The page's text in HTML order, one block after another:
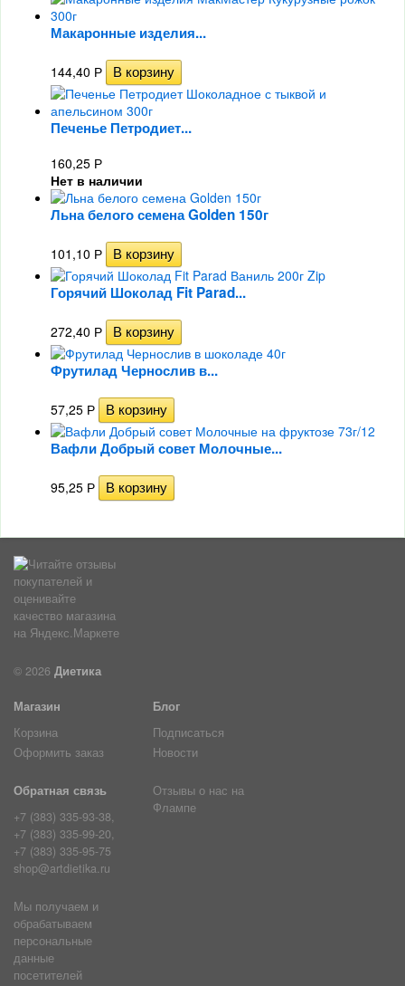
Макаронные изделия...
144,40 Р
Печенье Петродиет...
160,25 Р
Нет в наличии
Льна белого семена Golden 150г
101,10 Р
Горячий Шоколад Fit Parad...
272,40 Р
Фрутилад Чернослив в...
57,25 Р
Вафли Добрый совет Молочные...
95,25 Р
© 2026 Диетика
Магазин
Корзина
Оформить заказ
Блог
Подписаться
Новости
Обратная связь
+7 (383) 335-93-38,
+7 (383) 335-99-20,
+7 (383) 335-95-75
shop@artdietika.ru
Отзывы о нас на
Флампе
Мы получаем и
обрабатываем
персональные
данные
посетителей